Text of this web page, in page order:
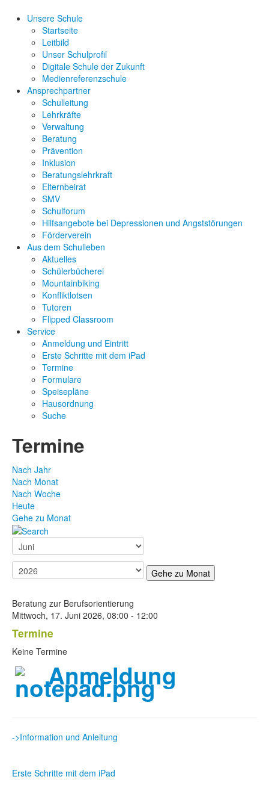
Unsere Schule
Startseite
Leitbild
Unser Schulprofil
Digitale Schule der Zukunft
Medienreferenzschule
Ansprechpartner
Schulleitung
Lehrkräfte
Verwaltung
Beratung
Prävention
Inklusion
Beratungslehrkraft
Elternbeirat
SMV
Schulforum
Hilfsangebote bei Depressionen und Angststörungen
Förderverein
Aus dem Schulleben
Aktuelles
Schülerbücherei
Mountainbiking
Konfliktlotsen
Tutoren
Flipped Classroom
Service
Anmeldung und Eintritt
Erste Schritte mit dem iPad
Termine
Formulare
Speisepläne
Hausordnung
Suche
Termine
Nach Jahr
Nach Monat
Nach Woche
Heute
Gehe zu Monat
Gehe zu Monat
Beratung zur Berufsorientierung
Mittwoch, 17. Juni 2026, 08:00 - 12:00
Termine
Keine Termine
Anmeldung
->Information und Anleitung
Erste Schritte mit dem iPad